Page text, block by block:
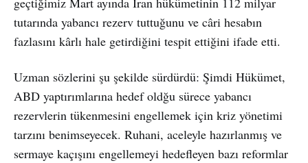
tutarında yabancı rezerv tuttuğunu ve câri hesabın
fazlasını kârlı hale getirdiğini tespit ettiğini ifade etti.
Uzman sözlerini şu şekilde sürdürdü: Şimdi Hükümet,
ABD yaptırımlarına hedef oldğu sürece yabancı
rezervlerin tükenmesini engellemek için kriz yönetimi
tarzını benimseyecek. Ruhani, aceleyle hazırlanmış ve
sermaye kaçışını engellemeyi hedefleyen bazı reformlar